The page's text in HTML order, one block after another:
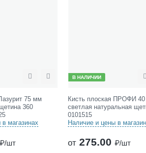
СравнитьОтложить
75 мм
360
магазинах
₽/шт
В НАЛИЧИИ
Кисть плоская ПРОФИ
светлая натуральная
0101515
Наличие и цены в
от 275.00 ₽/шт